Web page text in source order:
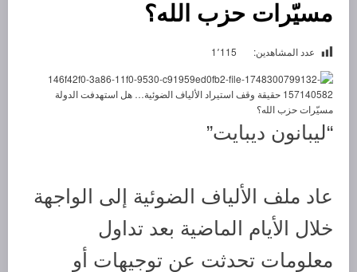
مسيّرات حزب الله؟
عدد المشاهدين: 1٬115
“ليبانون ديبايت”
عاد ملف الألياف الضوئية إلى الواجهة
خلال الأيام الماضية بعد تداول
معلومات تحدثت عن توجيهات أو